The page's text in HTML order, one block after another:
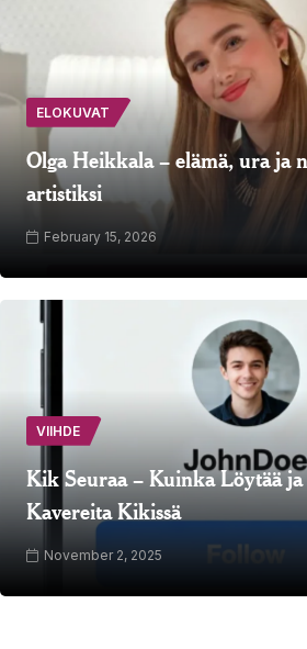
ELOKUVAT
Olga Heikkala – elämä, ura ja
artistiksi
February 15, 2026
VIIHDE
Kik Seuraa – Kuinka Löytää ja
Kavereita Kikissä
November 2, 2025